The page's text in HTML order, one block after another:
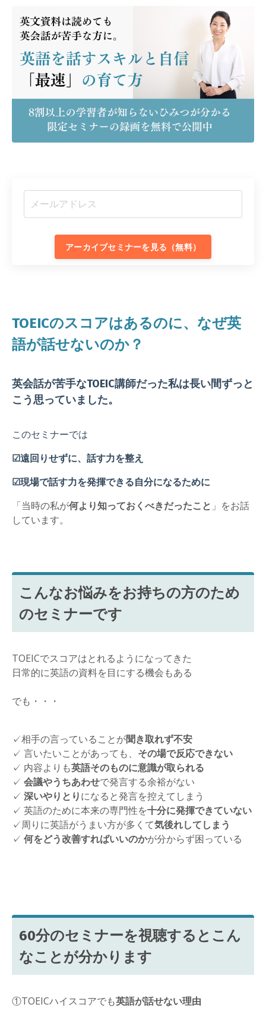
アーカイブセミナーを見る（無料）
TOEICのスコアはあるのに、なぜ英
語が話せないのか？
英会話が苦手なTOEIC講師だった私は長い間ずっと
こう思っていました。
このセミナーでは
☑︎遠回りせずに、話す力を整え
☑︎現場で話す力を発揮できる自分になるために
「当時の私が何より知っておくべきだったこと 」をお話
しています。
こんなお悩みをお持ちの方のため
のセミナーです
TOEICでスコアはとれるようになってきた
日常的に英語の資料を目にする機会もある
でも・・・
✓相手の言っていることが聞き取れず不安
✓ 言いたいことがあっても、 その場で反応できない
✓ 内容よりも英語そのものに意識が取られる
✓ 会議やうちあわせで発言する余裕がない
✓ 深いやりとりになると発言を控えてしまう
✓ 英語のために本来の専門性を十分に発揮できていない
✓周りに英語がうまい方が多くて気後れしてしまう
✓ 何をどう改善すればいいのかが分からず困っている
60分のセミナーを視聴するとこん
なことが分かります
①TOEICハイスコアでも英語が話せない理由